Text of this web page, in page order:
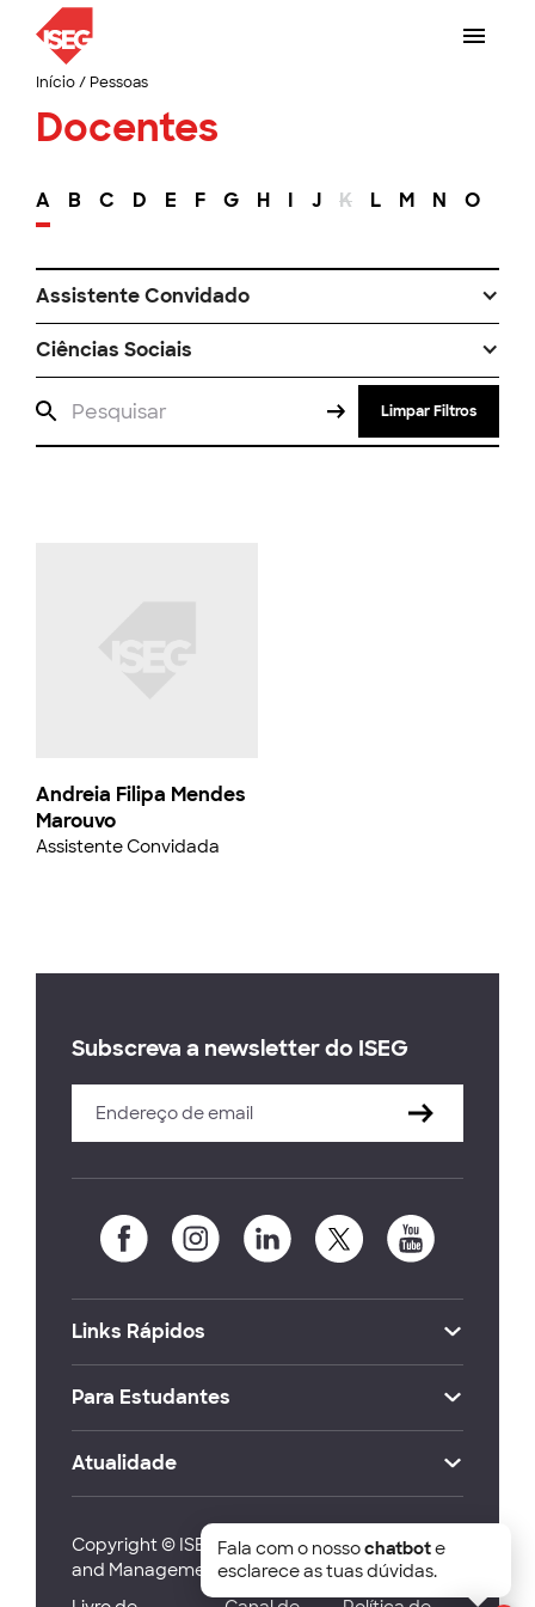
Início/ Pessoas
Docentes
A B C D E F G H I J K L M N O
Assistente Convidado
Ciências Sociais
Limpar Filtros
Andreia Filipa Mendes
Marouvo
Assistente Convidada
Subscreva a newsletter do ISEG
Links Rápidos
Para Estudantes
Atualidade
Copyright © ISEG Lisbon School of Economics
and Management 2026
Fala com o nossochatbote
esclarece as tuas dúvidas.